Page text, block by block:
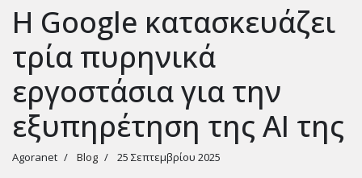
Η Google κατασκευάζει
τρία πυρηνικά
εργοστάσια για την
εξυπηρέτηση της AI της
Agoranet Blog 25 Σεπτεμβρίου 2025